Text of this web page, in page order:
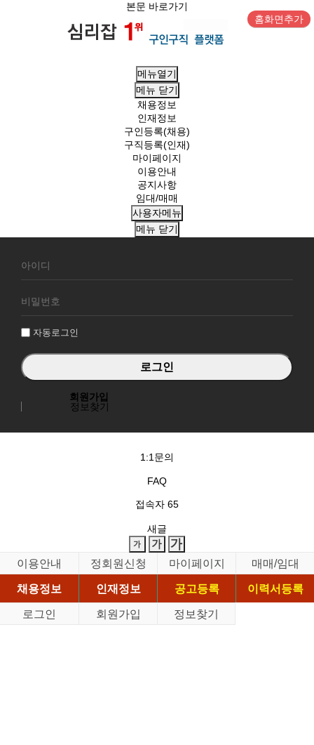
본문 바로가기
홈화면추가
메뉴열기
메뉴 닫기
채용정보
인재정보
구인등록(채용)
구직등록(인재)
마이페이지
이용안내
공지사항
임대/매매
사용자메뉴
메뉴 닫기
원
그
자동로그인
회원가입
정보찾기
1:1문의
FAQ
접속자 65
새글
이용안내 정회원신청 마이페이지
매매/임대
채용정보
인재정보 공고등록
이력서등록
로그인
회원가입 정보찾기